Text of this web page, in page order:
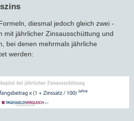
diesmal jedoch gleich zwei -
mit jährlicher Zinsausschüttung und
bei denen mehrmals jährliche
werden: